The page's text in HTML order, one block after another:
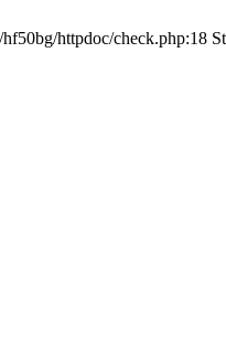
httpdoc/check.php:18